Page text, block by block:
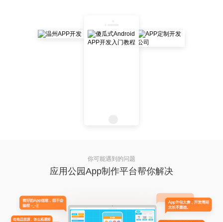
你可能遇到的问题
应用公园App制作平台帮你解决